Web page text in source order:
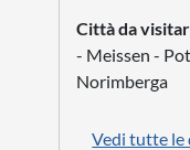
Città da
- Meissen -
Norimberga
Vedi tutte le